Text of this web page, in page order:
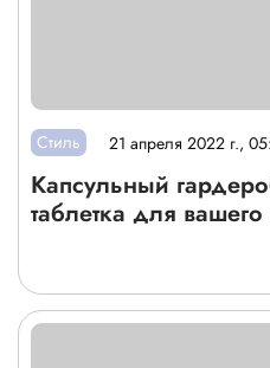
Стиль 21 апреля 2022 г.,
Капсульный
таблетка для